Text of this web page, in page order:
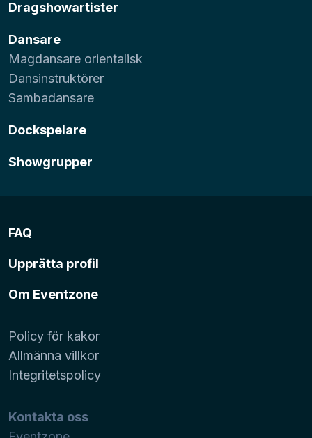
Dragshowartister
Dansare
Magdansare orientalisk
Dansinstruktörer
Sambadansare
Dockspelare
Showgrupper
FAQ
Upprätta profil
Om Eventzone
Policy för kakor
Allmänna villkor
Integritetspolicy
Kontakta oss